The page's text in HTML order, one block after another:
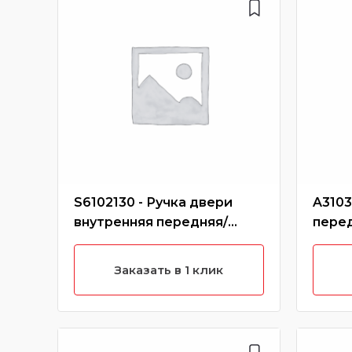
S6102130 - Ручка двери
внутренняя передняя/
задняя левая X60
Заказать в 1 клик